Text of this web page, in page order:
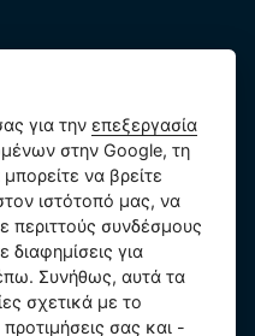
και λοιπών δεδομένων
για τηνεπεξεργασία
στην Google, τη
να βρείτε
ιστότοπό μας, να
περιττούς συνδέσμους
για
Συνήθως, αυτά τα
σχετικά με το
προτιμήσεις σας και -